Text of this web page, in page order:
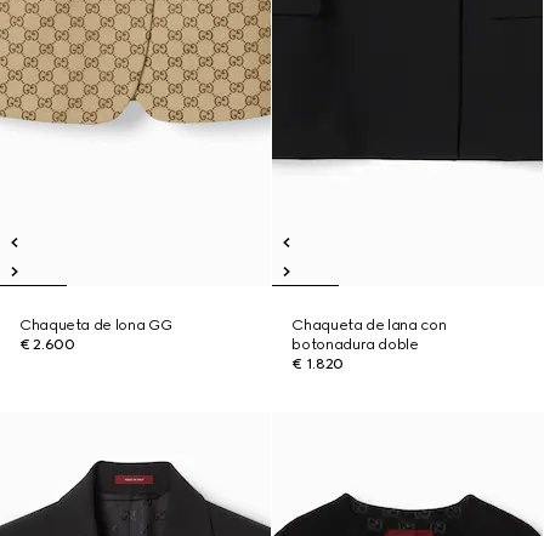
Chaqueta de lona GG
€ 2.600
Chaqueta de lana con
botonadura doble
€ 1.820